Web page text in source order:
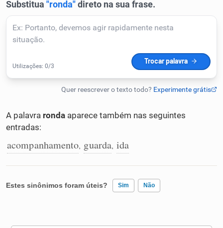
Resumir Texto
Corrigir Texto
Detector de IA
Humanizador de IA
Cata-letras
A palavra ronda aparece também nas seguintes
entradas:
acompanhamento, guarda, ida
Estes sinônimos foram úteis? Sim Não